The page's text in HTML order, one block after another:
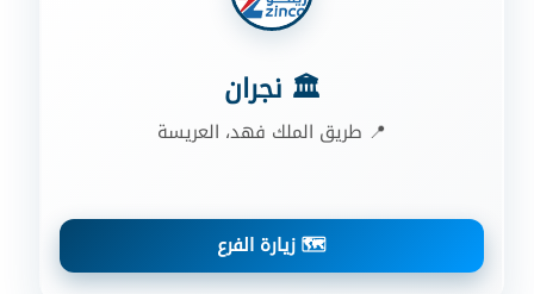
🏛️ نجران
📍 طريق الملك فهد، العريسة
🗺️ زيارة الفرع